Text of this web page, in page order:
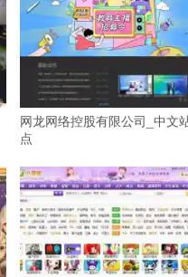
网龙网络控股有限公司_中文
点